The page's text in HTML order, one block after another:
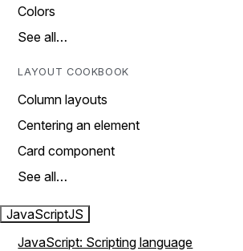
Colors
See all…
LAYOUT COOKBOOK
Column layouts
Centering an element
Card component
See all…
JavaScriptJS
JavaScript: Scripting language